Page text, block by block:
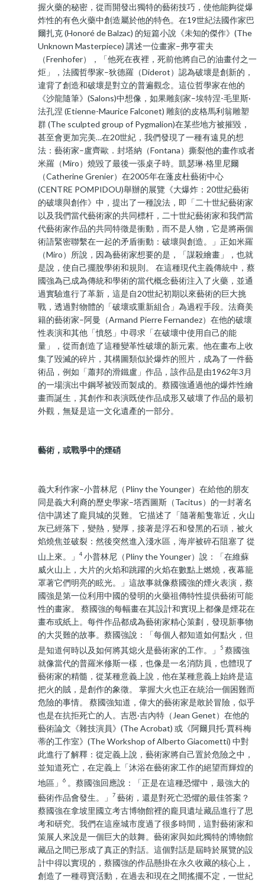
握火藥的秘密，從而開發出獨特的藝術技巧，使他能夠從爆
炸性的有色火藥中創造屬於他的特色。在19世紀法國作家巴
爾扎克 (Honoré de Balzac) 的短篇小說《未知的傑作》(The
Unknown Masterpiece) 講述一位畫家–弗亨霍夫
（Frenhofer），「他死在夜裡，死前他將自己的油畫付之一
炬」，法國哲學家–狄德羅（Diderot）認為破壞是創新的，
違背了創造和破壞是對立的普遍觀念。這位哲學家在他的
《沙龍隨筆》(Salons)中想像，如果雕刻家–埃特涅-毛里斯·
法孔涅 (Etienne-Maurice Falconet) 雕刻的皮格馬利翁雕塑
群 (The sculpted group of Pygmalion)在某些地方被摧毀，
甚至會更加完美…在20世紀，我們發現了一種有遠見的想
法：藝術家–盧齊歐．封塔納（Fontana）撕裂他的畫作或者
米羅（Miro）燒毀了最後一張桌子時。凱瑟琳‧格里尼爾
（Catherine Grenier）在2005年在蓬皮杜藝術中心
(CENTRE POMPIDOU)舉辦的展覽《大爆炸：20世紀藝術
的破壞與創作》中，提出了一種說法，即「二十世紀藝術家
以及我們當代藝術家的共同標杆，二十世紀藝術家和我們當
代藝術家作品的共同特徵是衝動，而不是人物，它是將兩個
術語緊密聯繫在一起的矛盾衝動：破壞與創造。」正如米羅
（Miro）所說，因為藝術家想要的是，「謀殺繪畫」，也就
是說，使自己擺脫學術和規則。 在這種現代主義傳統中，蔡
國強為已成為傳統和學術的當代概念藝術注入了火藥，並通
過實驗進行了革新，這是自20世紀初期以來藝術的巨大挑
戰，透過對物體的「破壞或重新組合」為過程手段。法裔美
籍的藝術家–阿曼（Armand Pierre Fernandez）在他的破壞
性表演和其他「憤怒」中尋求「在破壞中使用自己的能
量」，從而創造了這種變革性破壞的新元素。他在畫布上收
集了毀滅的碎片，其構圖類似於爆炸的照片，成為了一件藝
術品，例如「蕭邦的滑鐵盧」作品，該作品是由1962年3月
的一場演出中鋼琴被毀而製成的。蔡國強通過他的爆炸性繪
畫而誕生，其創作和表演既使作品成形又破壞了作品的最初
外觀，無疑是這一文化遺產的一部分。
藝術，或戰爭中的煙硝
義大利作家–小普林尼（Pliny the Younger）在給他的朋友
同是義大利裔的歷史學家–塔西圖斯（Tacitus）的一封著名
信中講述了龐貝城的災難。 它描述了「隨著船隻靠近，火山
灰已經落下，變熱，變厚，接著是浮石和發黑的石頭，被火
焰燒焦並破裂：然後突然進入淺水區，海岸被碎石阻塞了 從
山上來。」4 小普林尼（Pliny the Younger）說：「在維蘇
威火山上，大片的火焰和跳躍的火焰在數點上燃燒，夜幕籠
罩著它們明亮的眩光。」這故事就像蔡國強的煙火表演，蔡
國強是第一位利用中國的發明的火藥祖傳特性提供藝術可能
性的畫家。 蔡國強的每幅畫在其設計和實現上都像是煙花在
畫布或紙上。每件作品都成為藝術家精心策劃，發現新事物
的大災難的故事。蔡國強說：「每個人都知道如何點火，但
是知道何時以及如何將其熄火是藝術家的工作。」
5 蔡國強
就像當代的普羅米修斯一樣，也像是一名消防員，也體現了
藝術家的精髓，從某種意義上說，他在某種意義上始終是這
把火的賊，是創作的象徵。 掌握大火也正在統治一個困難而
危險的事情。 蔡國強知道，偉大的藝術家是敢於冒險，似乎
也是在抗拒死亡的人。吉恩·吉內特（Jean Genet）在他的
藝術論文《雜技演員》(The Acrobat) 或《阿爾貝托·賈科梅
蒂的工作室》(The Workshop of Alberto Giacometti) 中對
此進行了解釋：從定義上說，藝術家將自己置於危險之中，
並知道死亡，在定義上「沐浴在藝術家工作的絕望而輝煌的
地區」6
。蔡國強回應說：「正是在這種恐懼中，最強大的
藝術作品會發生。」
7 藝術，還是對死亡恐懼的最佳答案？
蔡國強在拿坡里國立考古博物館裡的龐貝遺址藏品進行了思
考和研究。我們在這座城市度過了很多時間，這對藝術家和
策展人來說是一個巨大的鼓舞。藝術家與如此獨特的博物館
藏品之間已形成了真正的對話。這個對話是屆時於展覽的設
計中得以實現的，蔡國強的作品懸掛在永久收藏的核心上，
創造了一種尋寶活動，在過去和現在之間搖擺不定，一世紀